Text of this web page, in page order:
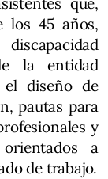
los 45 años,
la entidad
diseño de
pautas para
y
a
de trabajo.